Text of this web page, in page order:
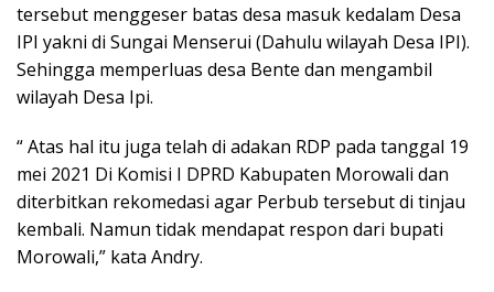
tersebut menggeser batas desa masuk kedalam Desa
IPI yakni di Sungai Menserui (Dahulu wilayah Desa IPI).
Sehingga memperluas desa Bente dan mengambil
wilayah Desa Ipi.
“ Atas hal itu juga telah di adakan RDP pada tanggal 19
mei 2021 Di Komisi I DPRD Kabupaten Morowali dan
diterbitkan rekomedasi agar Perbub tersebut di tinjau
kembali. Namun tidak mendapat respon dari bupati
Morowali,” kata Andry.